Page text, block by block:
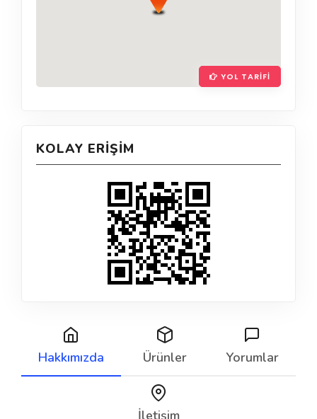
YOL TARIFI
KOLAY ERIŞIM
Hakkımızda Ürünler Yorumlar
İletişim